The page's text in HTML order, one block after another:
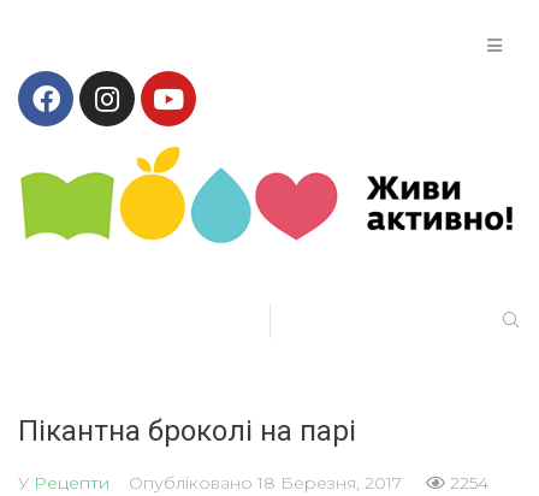
​Пікантна броколі на парі
У Рецепти Опубліковано 18 Березня, 2017 2254